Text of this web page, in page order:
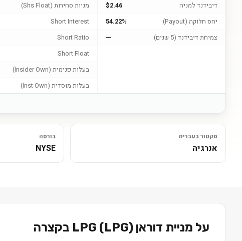
דיבידנד למניה
$2.46
יחס חלוקה (Payout)
54.22%
צמיחת דיבידנד (5 שנים)
—
מניות סחירות (Shs Float)
Short Interest
Short Ratio
Short Float
בעלות פנימית (Insider Own)
בעלות מוסדית (Inst Own)
סקטור בעברית
אנרגיה
בורסה
NYSE
על מניית דוראן LPG (LPG) בקצרה